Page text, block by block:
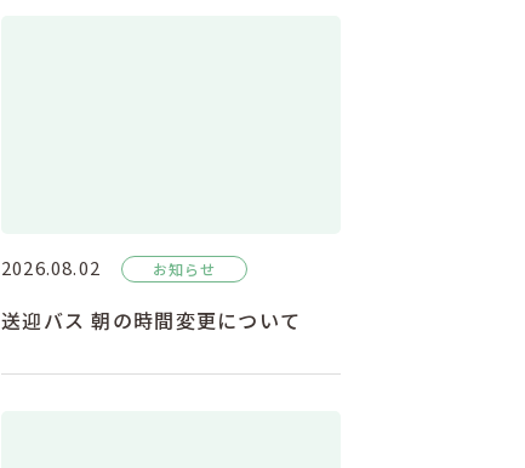
2026.08.02 お知らせ
送迎バス 朝の時間変更について